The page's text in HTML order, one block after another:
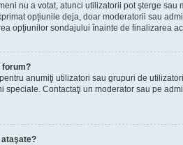
nu a votat, atunci utilizatorii pot şterge
opţiunile deja, doar moderatorii sau
opţiunilor sondajului înainte de finalizarea
forum?
anumiţi utilizatori sau grupuri de
speciale. Contactaţi un moderator sau pe
ataşate?